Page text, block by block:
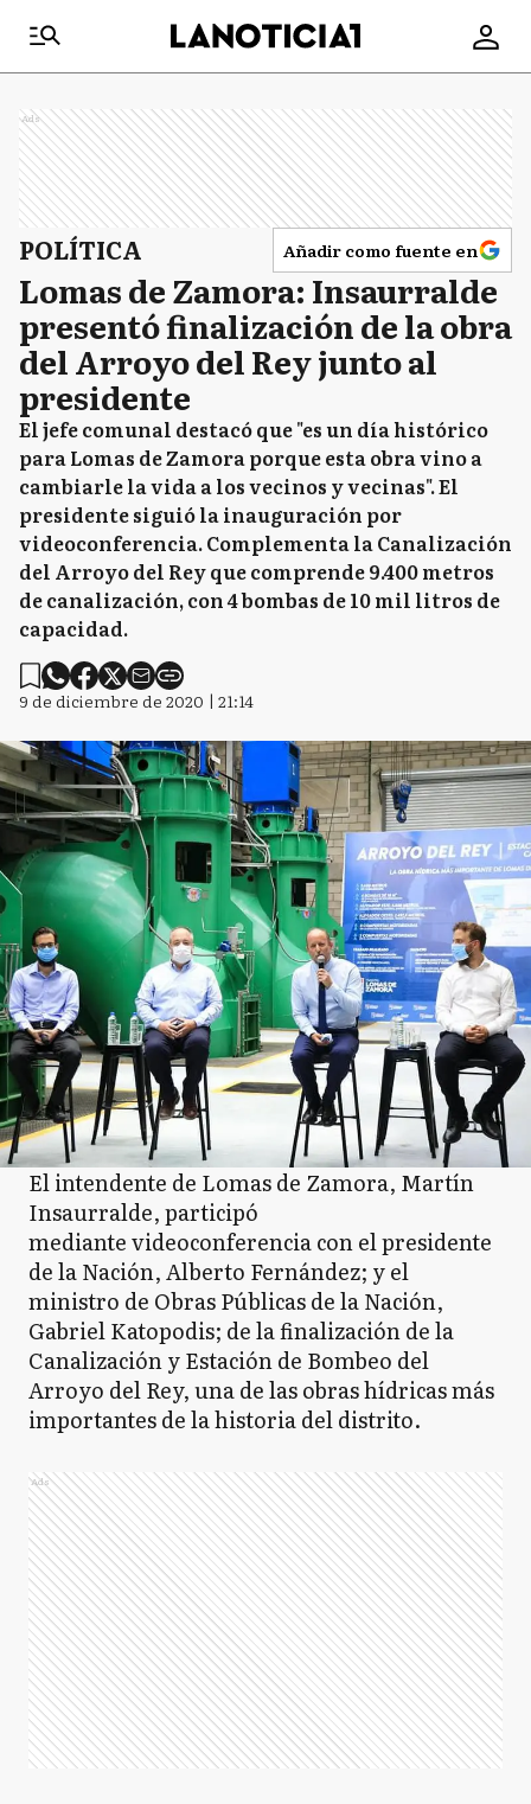
Ads
POLÍTICA Añadir como fuente en
Lomas de Zamora: Insaurralde
presentó finalización de la obra
del Arroyo del Rey junto al
presidente
El jefe comunal destacó que "es un día histórico
para Lomas de Zamora porque esta obra vino a
cambiarle la vida a los vecinos y vecinas". El
presidente siguió la inauguración por
videoconferencia. Complementa la Canalización
del Arroyo del Rey que comprende 9.400 metros
de canalización, con 4 bombas de 10 mil litros de
capacidad.
9 de diciembre de 2020 | 21:14
El intendente de Lomas de Zamora, Martín
Insaurralde, participó
mediante videoconferencia con el presidente
de la Nación, Alberto Fernández; y el
ministro de Obras Públicas de la Nación,
Gabriel Katopodis; de la finalización de la
Canalización y Estación de Bombeo del
Arroyo del Rey, una de las obras hídricas más
importantes de la historia del distrito.
Ads